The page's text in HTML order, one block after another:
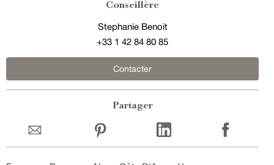
Conseillère
Stephanie Benoit
+33 1 42 84 80 85
Contacter
Partager